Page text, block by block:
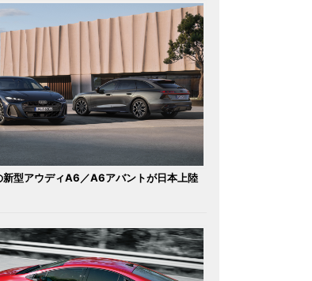
新型アウディA6／A6アバントが日本上陸